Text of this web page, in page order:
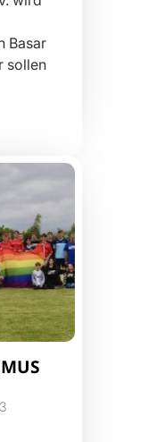
Basar
sollen